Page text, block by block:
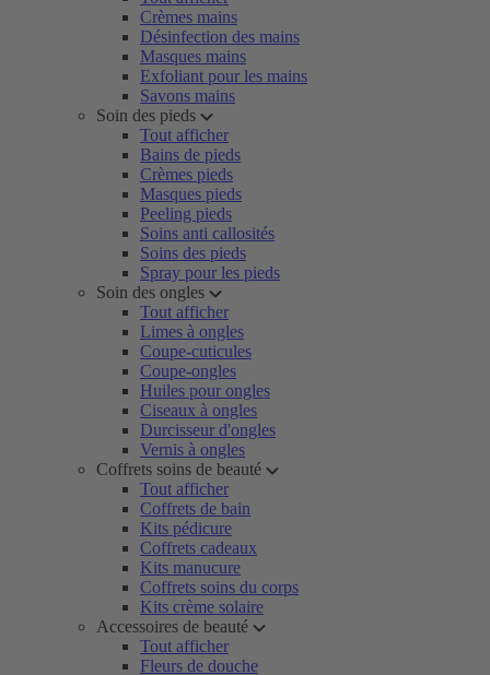
Crèmes mains
Désinfection des mains
Masques mains
Exfoliant pour les mains
Savons mains
Soin des pieds
Tout afficher
Bains de pieds
Crèmes pieds
Masques pieds
Peeling pieds
Soins anti callosités
Soins des pieds
Spray pour les pieds
Soin des ongles
Tout afficher
Limes à ongles
Coupe-cuticules
Coupe-ongles
Huiles pour ongles
Ciseaux à ongles
Durcisseur d'ongles
Vernis à ongles
Coffrets soins de beauté
Tout afficher
Coffrets de bain
Kits pédicure
Coffrets cadeaux
Kits manucure
Coffrets soins du corps
Kits crème solaire
Accessoires de beauté
Tout afficher
Fleurs de douche